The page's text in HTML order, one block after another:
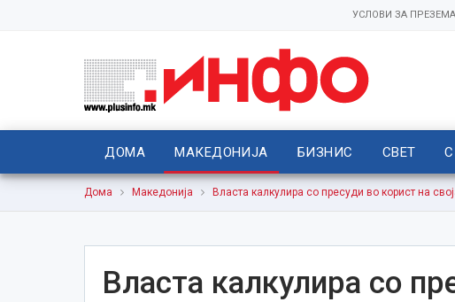
УСЛОВИ ЗА
ДОМА МАКЕДОНИЈА БИЗНИС СВЕТ
Дома Македонија Власта калкулира со пресуди во корист на
Власта калкулира со